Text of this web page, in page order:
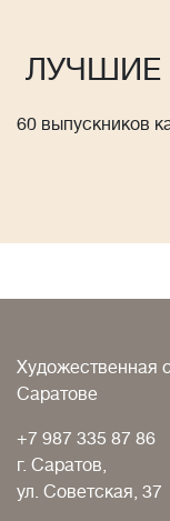
ЛУЧШИЕ
60 выпускников
Художественная
Саратове
+7 987 335 87 86
г. Саратов,
ул. Советская, 37